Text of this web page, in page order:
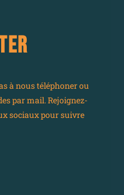
à nous téléphoner ou
par mail. Rejoignez-
sociaux pour suivre